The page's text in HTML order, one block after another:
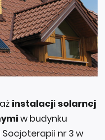
instalacji solarnej
w budynku
nr 3 w